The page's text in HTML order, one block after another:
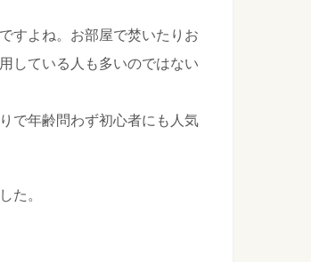
すよね。お部屋で焚いたりお
している人も多いのではない
で年齢問わず初心者にも人気
た。